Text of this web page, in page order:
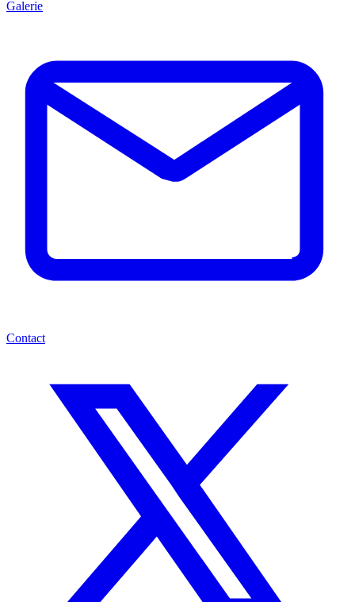
Galerie
Contact